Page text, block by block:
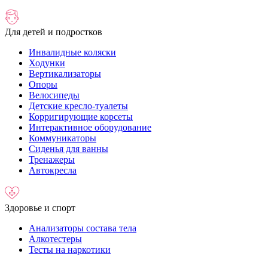
Для детей и подростков
Инвалидные коляски
Ходунки
Вертикализаторы
Опоры
Велосипеды
Детские кресло-туалеты
Корригирующие корсеты
Интерактивное оборудование
Коммуникаторы
Сиденья для ванны
Тренажеры
Автокресла
Здоровье и спорт
Анализаторы состава тела
Алкотестеры
Тесты на наркотики